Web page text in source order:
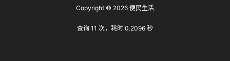
Copyright © 2026 便民生活
查询 11 次，耗时 0.2096 秒